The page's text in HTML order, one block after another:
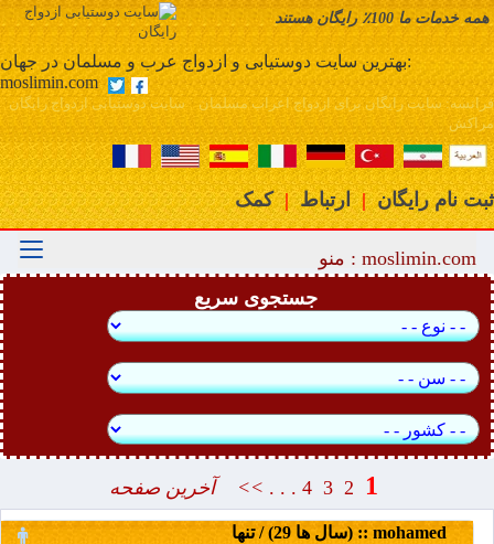
همه خدمات ما 100٪ رایگان هستند
فرانسه: سایت رایگان برای ازدواج اعراب مسلمان
بهترین سایت دوستیابی و ازدواج عرب و مسلمان در جهان:
moslimin.com
فرانسه: سایت رایگان برای ازدواج اعراب مسلمان سایت دوستیابی ازدواج رایگان
مراکش
ثبت نام رایگان | ارتباط | کمک
moslimin.com : منو
جستجوی سریع
2
3
4
. . .
>> آخرین صفحه
mohamed :: (سال ها 29) / تنها